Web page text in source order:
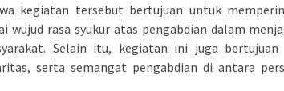
kegiatan tersebut bertujuan untuk
wujud rasa syukur atas pengabdian dalam
Selain itu, kegiatan ini juga bertujuan
serta semangat pengabdian di antara